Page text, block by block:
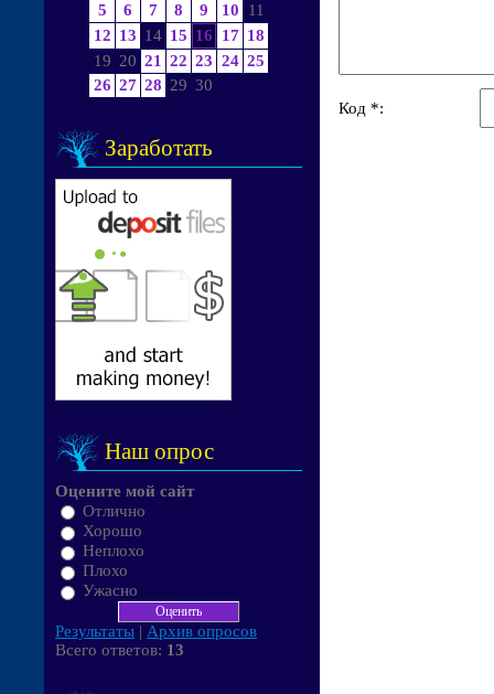
5
6 7 8 9 10
11
12 13 14 15 16 17 18
19 20 21 22 23 24 25
26 27 28 29 30
Заработать
Наш опрос
Оцените мой сайт
Отлично
Хорошо
Неплохо
Плохо
Ужасно
Результаты | Архив опросов
Всего ответов: 13
Код *: